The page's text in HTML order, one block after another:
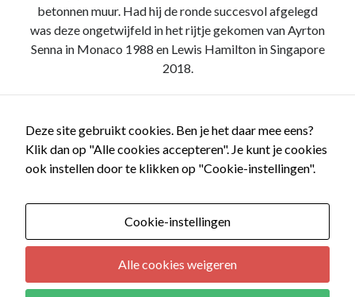
betonnen muur. Had hij de ronde succesvol afgelegd
was deze ongetwijfeld in het rijtje gekomen van Ayrton
Senna in Monaco 1988 en Lewis Hamilton in Singapore
2018.
review
Grand
van
Saoedi-
Arabië
Deze site gebruikt cookies. Ben je het daar mee eens?
Klik dan op "Alle cookies accepteren". Je kunt je cookies
ook instellen door te klikken op "Cookie-instellingen".
Cookie-instellingen
Alle cookies weigeren